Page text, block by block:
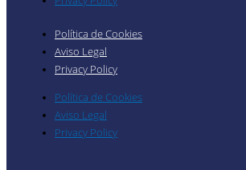
Política de Cookies
Aviso Legal
Privacy Policy
Política de Cookies
Aviso Legal
Privacy Policy